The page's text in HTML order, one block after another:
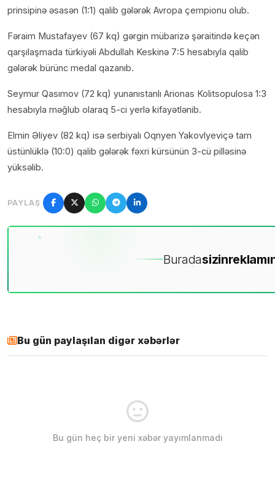
prinsipinə əsasən (1:1) qalib gələrək Avropa çempionu olub.
Fəraim Mustafayev (67 kq) gərgin mübarizə şəraitində keçən
qarşılaşmada türkiyəli Abdullah Keskinə 7:5 hesabıyla qalib
gələrək bürünc medal qazanıb.
Seymur Qasımov (72 kq) yunanıstanlı Arionas Kolitsopulosa 1:3
hesabıyla məğlub olaraq 5-ci yerlə kifayətlənib.
Elmin Əliyev (82 kq) isə serbiyalı Oqnyen Yakovlyeviçə tam
üstünlüklə (10:0) qalib gələrək fəxri kürsünün 3-cü pilləsinə
yüksəlib.
PAYLAŞ
Buradasizin
Bu gün paylaşılan digər xəbərlər
Bu gün heç bir yeni xəbər yayımlanmadı